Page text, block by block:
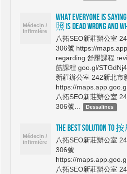
What Everyone is
照 Is Dead Wrong And
八拓SEO新莊辦公室
306號 https://
regarding 舒壓課程
筋課程 goo.gl/
新莊辦公室 242新北市
https://
八拓SEO新莊辦公室
306號…
Dessalines
The best Solution to
八拓SEO新莊辦公室
306號
https://
八拓SEO新莊辦公室